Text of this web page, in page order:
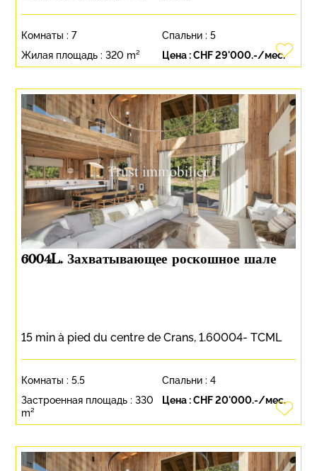
Цена :CHF 29'000.-/мес.
Комнаты :7 Спальни : 5
Жилая площадь :320 m²
6004L. Захватывающее роскошное шале
15 min à pied du centre de Crans, 1.60004- TCML
Цена :CHF 20'000.-/мес.
Комнаты :5.5 Спальни : 4
Застроенная площадь :330
m²